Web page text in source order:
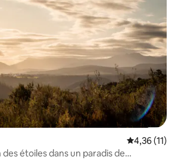
Évaluation
4,36 (11)
étoiles dans un paradis de